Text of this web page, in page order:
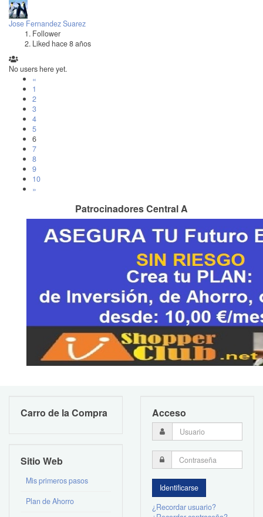
Jose Fernandez Suarez
Follower
Liked hace 8 años
No users here yet.
«
1
2
3
4
5
6
7
8
9
10
»
Patrocinadores Central A
Carro de la Compra
Sitio Web
Mis primeros pasos
Plan de Ahorro
Acceso
¿Recordar usuario?